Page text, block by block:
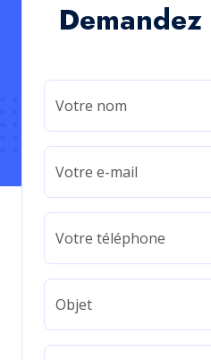
Votre nom
Votre e-mail
Votre téléphone
Objet